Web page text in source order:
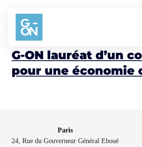
Aller au contenu
Matériaux
G-ON lauréat d’un
pour une économie
Paris
24, Rue du Gouverneur Général Eboué